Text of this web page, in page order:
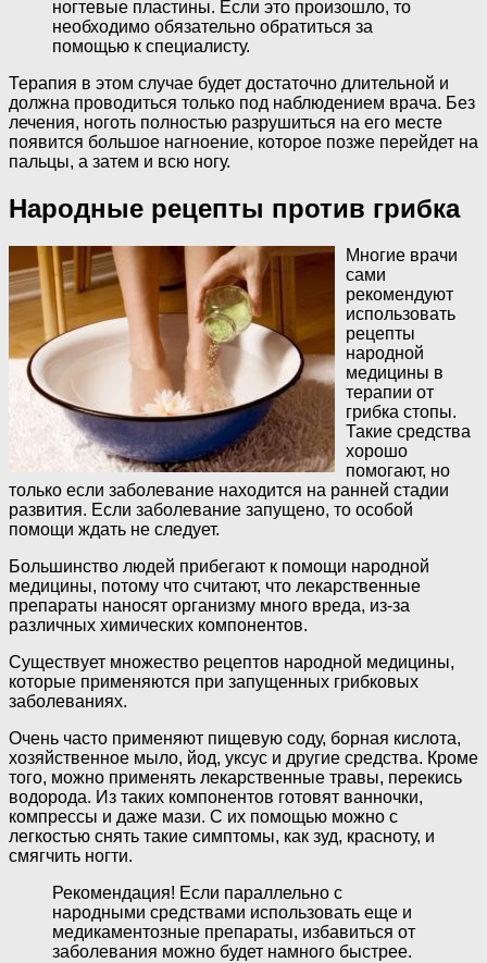
ногтевые пластины. Если это произошло, то
необходимо обязательно обратиться за
помощью к специалисту.
Терапия в этом случае будет достаточно длительной и
должна проводиться только под наблюдением врача. Без
лечения, ноготь полностью разрушиться на его месте
появится большое нагноение, которое позже перейдет на
пальцы, а затем и всю ногу.
Народные рецепты против грибка
Многие врачи
сами
рекомендуют
использовать
рецепты
народной
медицины в
терапии от
грибка стопы.
Такие средства
хорошо
помогают, но
только если заболевание находится на ранней стадии
развития. Если заболевание запущено, то особой
помощи ждать не следует.
Большинство людей прибегают к помощи народной
медицины, потому что считают, что лекарственные
препараты наносят организму много вреда, из-за
различных химических компонентов.
Существует множество рецептов народной медицины,
которые применяются при запущенных грибковых
заболеваниях.
Очень часто применяют пищевую соду, борная кислота,
хозяйственное мыло, йод, уксус и другие средства. Кроме
того, можно применять лекарственные травы, перекись
водорода. Из таких компонентов готовят ванночки,
компрессы и даже мази. С их помощью можно с
легкостью снять такие симптомы, как зуд, красноту, и
смягчить ногти.
Рекомендация! Если параллельно с
народными средствами использовать еще и
медикаментозные препараты, избавиться от
заболевания можно будет намного быстрее.